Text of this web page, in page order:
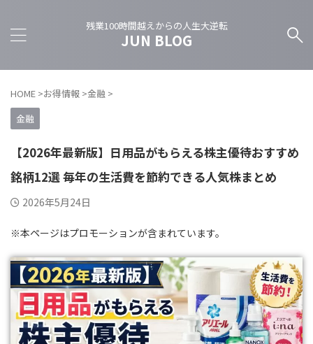
残業100時間越えからの人生大逆転
JUN BLOG
HOME >お得情報 >金融 >
金融
【2026年最新版】日用品がもらえる株主優待おすすめ
銘柄12選 毎年の生活費を節約できる人気株まとめ
2026年5月24日
※本ページはプロモーションが含まれています。